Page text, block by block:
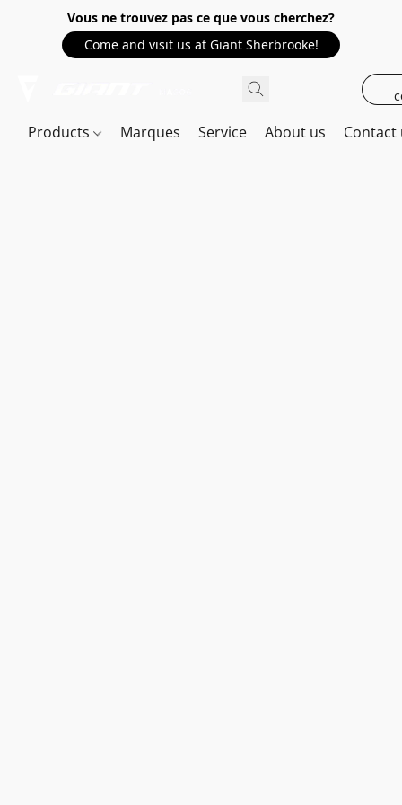
Vous ne trouvez pas ce que vous cherchez?
Come and visit us at Giant Sherbrooke!
Products Marques Service About us Contact